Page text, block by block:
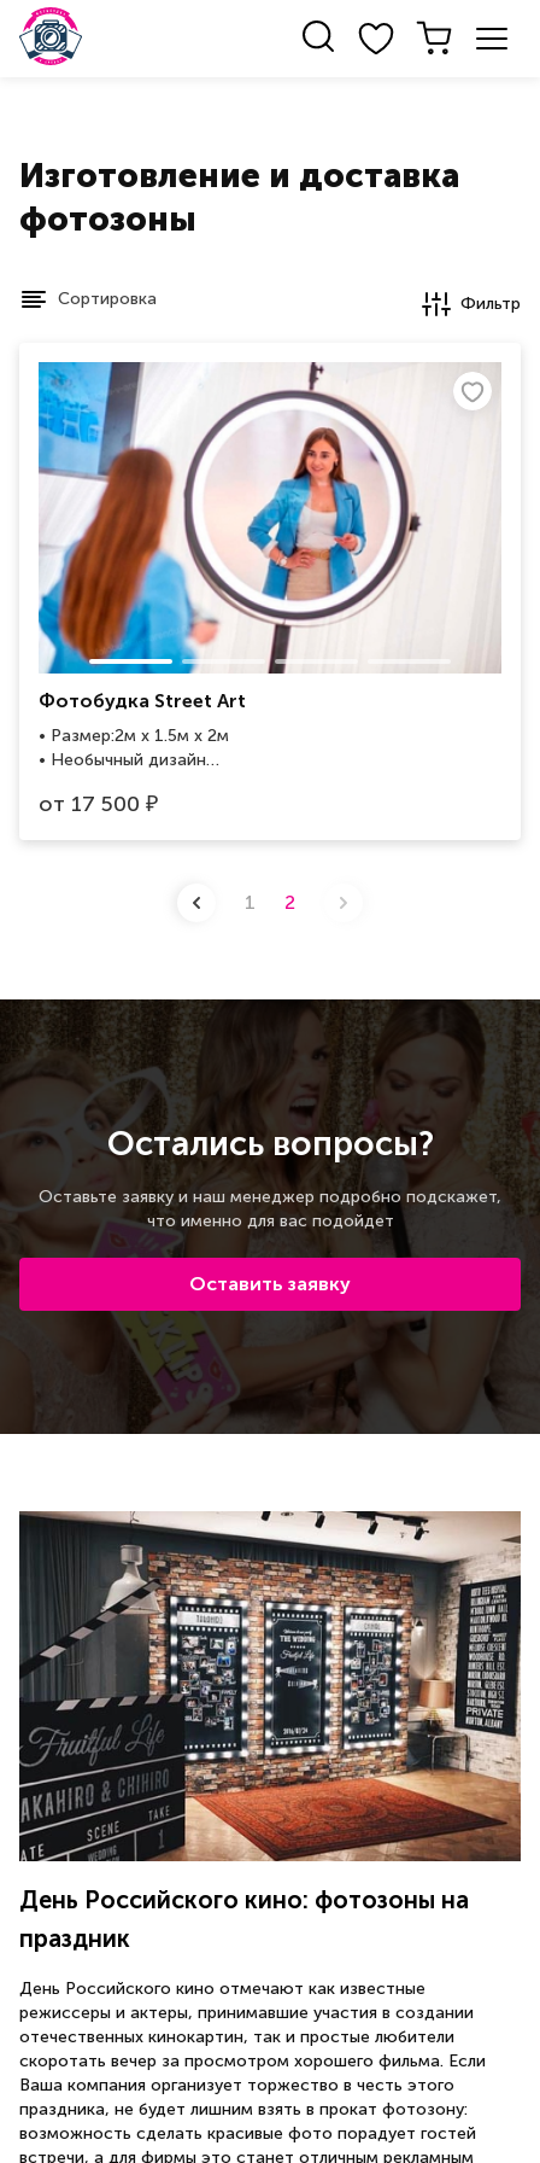
Изготовление и доставка
фотозоны
Сортировка Фильтр
Фотобудка Street Art
• Размер:2м x 1.5м x 2м
• Необычный дизайн
• 2 варианта печати фото
от 17 500 ₽
1 2
Остались вопросы?
Оставьте заявку и наш менеджер подробно подскажет,
что именно для вас подойдет
Оставить заявку
День Российского кино: фотозоны на
праздник
День Российского кино отмечают как известные
режиссеры и актеры, принимавшие участия в создании
отечественных кинокартин, так и простые любители
скоротать вечер за просмотром хорошего фильма. Если
Ваша компания организует торжество в честь этого
праздника, не будет лишним взять в прокат фотозону:
возможность сделать красивые фото порадует гостей
встречи, а для фирмы это станет отличным рекламным